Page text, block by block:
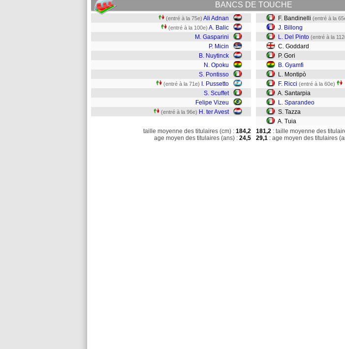
BANCS DE TOUCHE
(entré à la 75e) Ali Adnan
(entré à la 100e) A. Balic
M. Gasparini
P. Micin
B. Nuytinck
N. Opoku
S. Pontisso
(entré à la 71e)
I. Pussetto
S. Scuffet
Felipe Vizeu
(entré à la 96e) H. ter Avest
F. Bandinelli (entré à la
J. Billong
L. Del Pinto (entré à la
C. Goddard
P. Gori
B. Gyamfi
L. Montipò
F. Ricci (entré à la 60e)
A. Santarpia
L. Sparandeo
S. Tazza
A. Tuia
taille moyenne des titulaires (cm) : 184,2
age moyen des titulaires (ans) : 24,5
181,2 : taille moyenne des
29,1 : age moyen des titulaires